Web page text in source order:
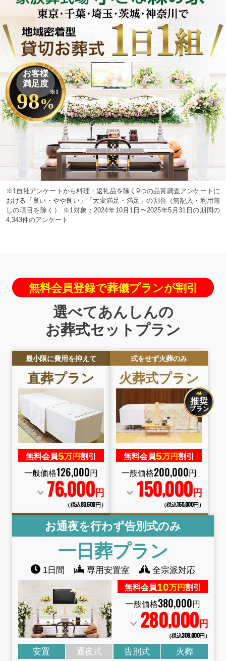
お客様
満足度
98%
※1
※1自社アンケートから料理・返礼品を除く9つの品質調査アンケートに
おける「良い・やや良い」「大変満足・満足」の割合（無記入・利用無
しの項目を除く） ※1対象：2024年10月1日〜2025年5月31日の期間の
4,343件のアンケート
無料会員登録で葬儀プランが割引
選べてあんしんの
お葬式セットプラン
最小限に費用を抑えて
直葬プラン
無料会員5万円割引
一般価格126,000円
76,000円
（税込83,600円）
式をせず火葬のみ
火葬式プラン
無料会員5万円割引
一般価格200,000円
150,000円
（税込165,000円）
お通夜を行わず告別式のみ
一日葬プラン
1日間 専用安置室 全宗派対応
無料会員10万円割引
一般価格380,000円
280,000円
（税込308,000円）
安置 通夜式 告別式 火葬